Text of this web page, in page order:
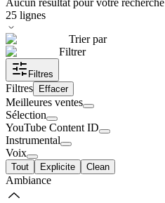
Aucun résultat pour votre recherche
25 lignes
Trier par
Filtrer
Filtres
Filtres Effacer
Meilleures ventes
Sélection
YouTube Content ID
Instrumental
Voix
Tout Explicite Clean
Ambiance